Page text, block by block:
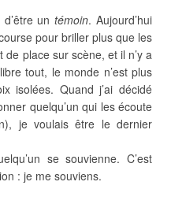
d’être untémoin. Aujourd’hui
pour briller plus que les
de place sur scène, et il n’y a
tout, le monde n’est plus
isolées. Quand j’ai décidé
quelqu’un qui les écoute
je voulais être le dernier
se souvienne. C’est
: je me souviens.